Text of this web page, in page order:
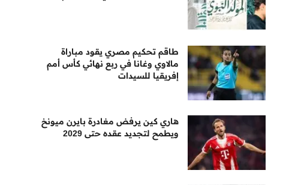
طاقم تحكيم مصري يقود مباراة
مالاوي وغانا في ربع نهائي كأس أمم
إفريقيا للسيدات
هاري كين يرفض مغادرة بايرن ميونخ
ويطمح لتجديد عقده حتى 2029